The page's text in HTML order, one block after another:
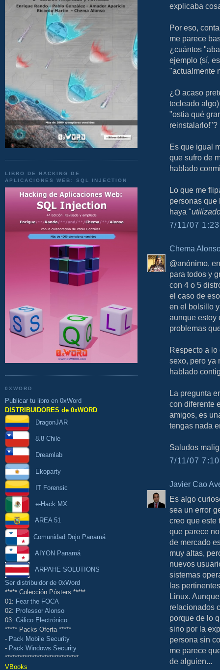
LIBRO DE HACKING DE
APLICACIONES WEB: SQL INJECTION
0XWORD
Publicar tu libro en 0xWord
DISTRIBUIDORES de 0xWORD
DragonJAR
8.8 Chile
Dreamlab
Ekoparty
IT Forensic
e-Hack MX
AREA 51
Comunidad Dojo Panamá
AIYON Panamá
ARPAHE SOLUTIONS
Ser distribuidor de 0xWord
***** Colección Pósters *****
01: Fear the FOCA
02: Professor Alonso
03: Cálico Electrónico
***** Packs Oferta *****
- Pack Mobile Security
- Pack Windows Security
******************************
VBooks
explicaba
Por eso,
me parece
¿cuántos
ejemplo (sí,
"actualmente
¿O acaso
tecleado
"ostia qué
reinstalarlo!"?
Es que igual
que sufro de
hablado
Lo que me
personas que
haya "
7/11/07
Chema
@anónimo,
para todos y
con 4 o 5
el caso de
en el bolsillo
aunque estoy
problemas
Respecto a
sexo, pero ya
hablado
La pregunta
con diferente
amigos, es
tengas nada
Saludos
7/11/07
Javier Cao
Es algo
sea un error
creo que este
que parece
de mercado
muy altas,
nuevos
sistemas
las
Linux.
relacionados
porque de lo
sino por la
persona sin
me parece
de alguien...